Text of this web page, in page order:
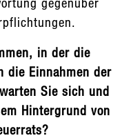
in der die
die Einnahmen der
Sie sich und
Hintergrund von